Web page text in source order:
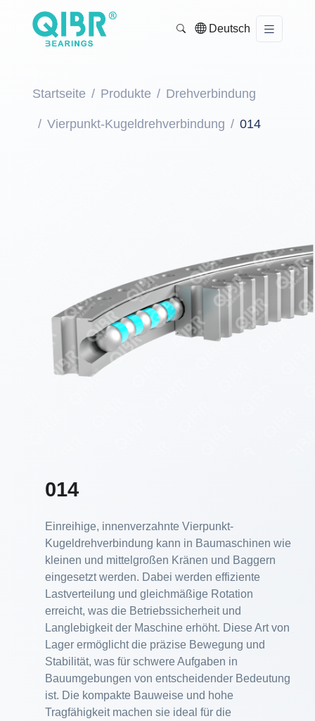
Deutsch
Startseite Produkte Drehverbindung
Vierpunkt-Kugeldrehverbindung 014
014
Einreihige, innenverzahnte Vierpunkt-
Kugeldrehverbindung kann in Baumaschinen wie
kleinen und mittelgroßen Kränen und Baggern
eingesetzt werden. Dabei werden effiziente
Lastverteilung und gleichmäßige Rotation
erreicht, was die Betriebssicherheit und
Langlebigkeit der Maschine erhöht. Diese Art von
Lager ermöglicht die präzise Bewegung und
Stabilität, was für schwere Aufgaben in
Bauumgebungen von entscheidender Bedeutung
ist. Die kompakte Bauweise und hohe
Tragfähigkeit machen sie ideal für die